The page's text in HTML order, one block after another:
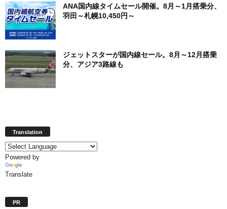
ANA国内線タイムセール開催。8月～1月搭乗分、
羽田～札幌10,450円～
ジェットスターが国内線セール。8月～12月搭乗
分、アジア3路線も
Translation
Powered by
Translate
PR